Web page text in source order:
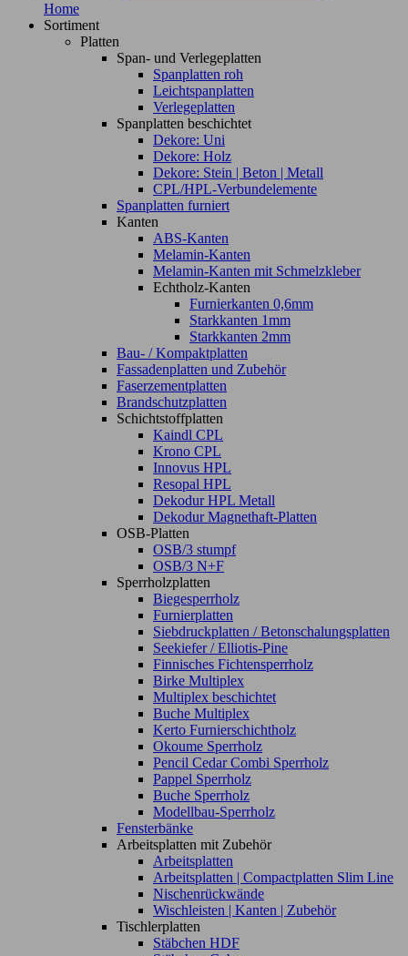
Home
Sortiment
Platten
Span- und Verlegeplatten
Spanplatten roh
Leichtspanplatten
Verlegeplatten
Spanplatten beschichtet
Dekore: Uni
Dekore: Holz
Dekore: Stein | Beton | Metall
CPL/HPL-Verbundelemente
Spanplatten furniert
Kanten
ABS-Kanten
Melamin-Kanten
Melamin-Kanten mit Schmelzkleber
Echtholz-Kanten
Furnierkanten 0,6mm
Starkkanten 1mm
Starkkanten 2mm
Bau- / Kompaktplatten
Fassadenplatten und Zubehör
Faserzementplatten
Brandschutzplatten
Schichtstoffplatten
Kaindl CPL
Krono CPL
Innovus HPL
Resopal HPL
Dekodur HPL Metall
Dekodur Magnethaft-Platten
OSB-Platten
OSB/3 stumpf
OSB/3 N+F
Sperrholzplatten
Biegesperrholz
Furnierplatten
Siebdruckplatten / Betonschalungsplatten
Seekiefer / Elliotis-Pine
Finnisches Fichtensperrholz
Birke Multiplex
Multiplex beschichtet
Buche Multiplex
Kerto Furnierschichtholz
Okoume Sperrholz
Pencil Cedar Combi Sperrholz
Pappel Sperrholz
Buche Sperrholz
Modellbau-Sperrholz
Fensterbänke
Arbeitsplatten mit Zubehör
Arbeitsplatten
Arbeitsplatten | Compactplatten Slim Line
Nischenrückwände
Wischleisten | Kanten | Zubehör
Tischlerplatten
Stäbchen HDF